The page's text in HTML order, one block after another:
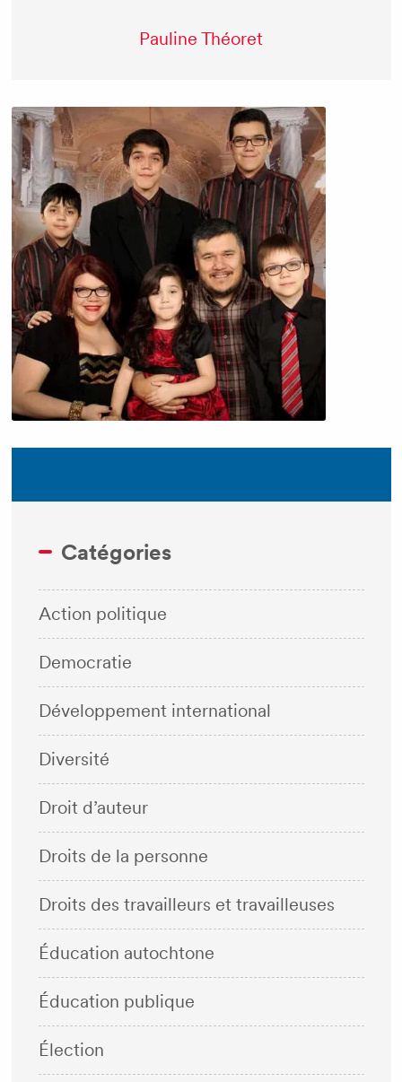
Pauline Théoret
Catégories
Action politique
Democratie
Développement international
Diversité
Droit d’auteur
Droits de la personne
Droits des travailleurs et travailleuses
Éducation autochtone
Éducation publique
Élection